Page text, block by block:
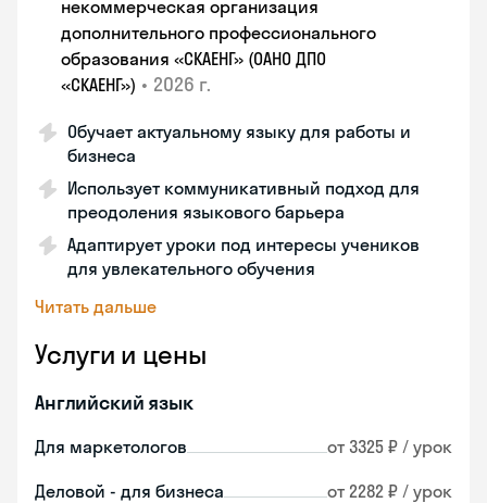
некоммерческая организация
дополнительного профессионального
образования «СКАЕНГ» (ОАНО ДПО
«СКАЕНГ») • 2026 г.
Обучает актуальному языку для работы и
бизнеса
Использует коммуникативный подход для
преодоления языкового барьера
Адаптирует уроки под интересы учеников
для увлекательного обучения
Читать дальше
Услуги и цены
Английский язык
Для маркетологов от 3325 ₽ / урок
Деловой - для бизнеса от 2282 ₽ / урок